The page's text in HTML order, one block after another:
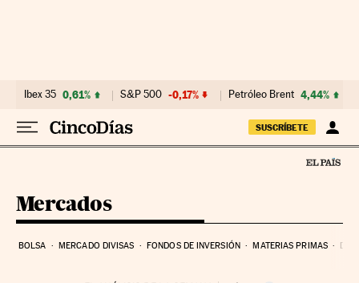
Ibex 35 0,61% S&P 500 -0,17% Petróleo Brent 4,44%
SUSCRÍBETE
Mercados
BOLSA MERCADO DIVISAS FONDOS DE INVERSIÓN MATERIAS PRIMAS